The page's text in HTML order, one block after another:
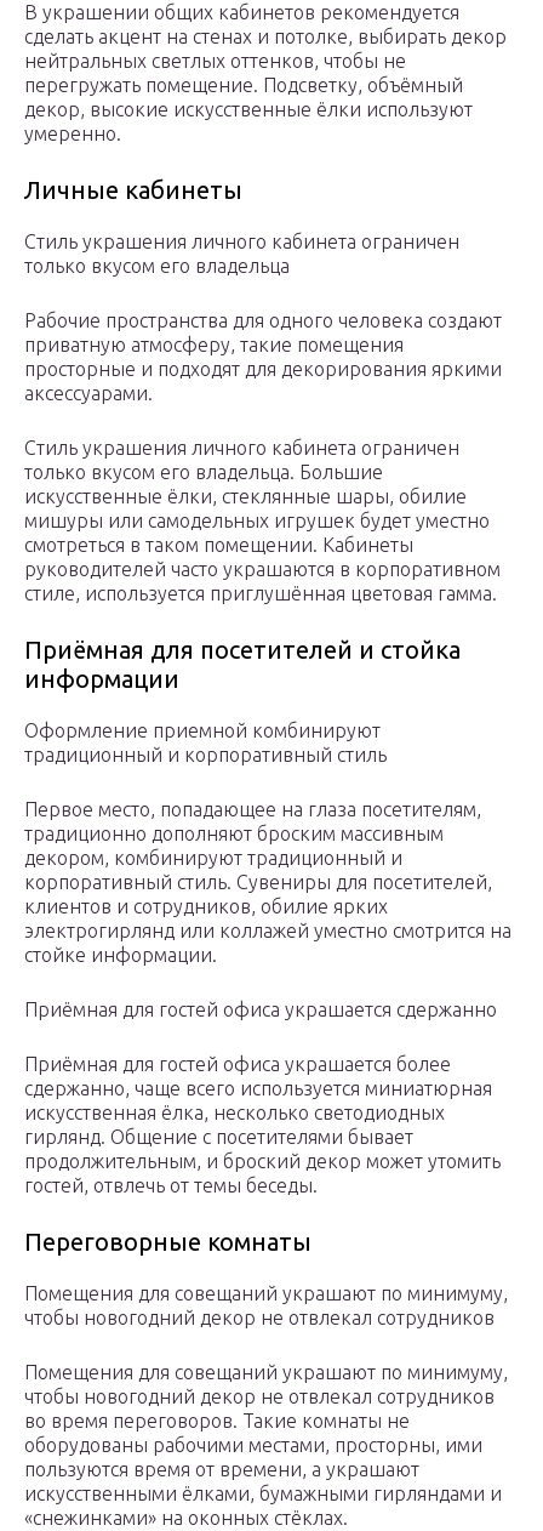
В украшении общих кабинетов рекомендуется
сделать акцент на стенах и потолке, выбирать декор
нейтральных светлых оттенков, чтобы не
перегружать помещение. Подсветку, объёмный
декор, высокие искусственные ёлки используют
умеренно.
Личные кабинеты
Стиль украшения личного кабинета ограничен
только вкусом его владельца
Рабочие пространства для одного человека создают
приватную атмосферу, такие помещения
просторные и подходят для декорирования яркими
аксессуарами.
Стиль украшения личного кабинета ограничен
только вкусом его владельца. Большие
искусственные ёлки, стеклянные шары, обилие
мишуры или самодельных игрушек будет уместно
смотреться в таком помещении. Кабинеты
руководителей часто украшаются в корпоративном
стиле, используется приглушённая цветовая гамма.
Приёмная для посетителей и стойка
информации
Оформление приемной комбинируют
традиционный и корпоративный стиль
Первое место, попадающее на глаза посетителям,
традиционно дополняют броским массивным
декором, комбинируют традиционный и
корпоративный стиль. Сувениры для посетителей,
клиентов и сотрудников, обилие ярких
электрогирлянд или коллажей уместно смотрится на
стойке информации.
Приёмная для гостей офиса украшается сдержанно
Приёмная для гостей офиса украшается более
сдержанно, чаще всего используется миниатюрная
искусственная ёлка, несколько светодиодных
гирлянд. Общение с посетителями бывает
продолжительным, и броский декор может утомить
гостей, отвлечь от темы беседы.
Переговорные комнаты
Помещения для совещаний украшают по минимуму,
чтобы новогодний декор не отвлекал сотрудников
Помещения для совещаний украшают по минимуму,
чтобы новогодний декор не отвлекал сотрудников
во время переговоров. Такие комнаты не
оборудованы рабочими местами, просторны, ими
пользуются время от времени, а украшают
искусственными ёлками, бумажными гирляндами и
«снежинками» на оконных стёклах.